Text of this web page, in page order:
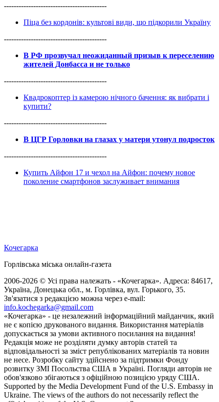
------------------------------------------
Піца без кордонів: культові види, що підкорили Україну
------------------------------------------
В РФ прозвучал неожиданный призыв к переселению
жителей Донбасса и не только
------------------------------------------
Квадрокоптер із камерою нічного бачення: як вибрати і
купити?
------------------------------------------
В ЦГР Горловки на глазах у матери утонул подросток
------------------------------------------
Купить Айфон 17 и чехол на Айфон: почему новое
поколение смартфонов заслуживает внимания
Кочегарка
Горлівська міська онлайн-газета
2006-2026 © Усі права належать - «Кочегарка». Адреса: 84617,
Україна, Донецька обл., м. Горлівка, вул. Горького, 35.
Зв'язатися з редакцією можна через e-mail:
info.kochegarka@gmail.com
«Кочегарка» - це незалежний інформаційний майданчик, який
не є копією друкованого видання. Використання матеріалів
допускається за умови активного посилання на видання!
Редакція може не розділяти думку авторів статей та
відповідальності за зміст републікованих матеріалів та новин
не несе. Розробку сайту здійснено за підтримки Фонду
розвитку ЗМІ Посольства США в Україні. Погляди авторів не
обов'язково збігаються з офіційною позицією уряду США.
Supported by the Media Development Fund of the U.S. Embassy in
Ukraine. The views of the authors do not necessarily reflect the